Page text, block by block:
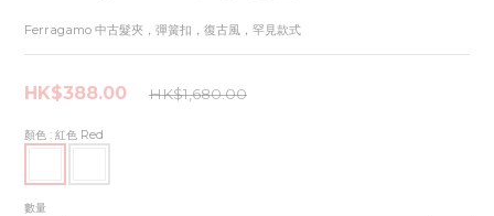
Ferragamo 中古髮夾，彈簧扣，復古風，罕見款式
HK$388.00 HK$1,680.00
顏色 : 紅色 Red
數量